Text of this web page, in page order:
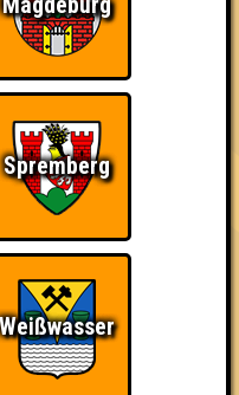
Da! Knapp daneben!
Wir sind ERSTER?!
Magdeburg
Spremberg